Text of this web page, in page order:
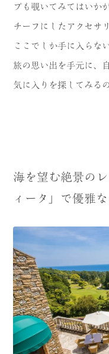
プも覗いてみてはいか
チーフにしたアクセサ
ここでしか手に入らな
旅の思い出を手元に、
気に入りを探してみる
海を望む絶景の
ィータ」で優雅